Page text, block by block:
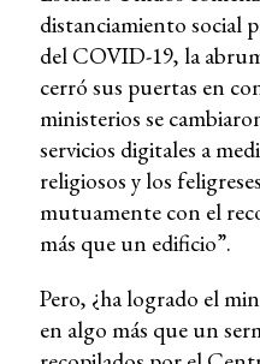
distanciamiento social
del COVID-19, la
cerró sus puertas en
ministerios se
servicios digitales a
religiosos y los
mutuamente con el
más que un edificio”.
Pero, ¿ha logrado el
en algo más que un